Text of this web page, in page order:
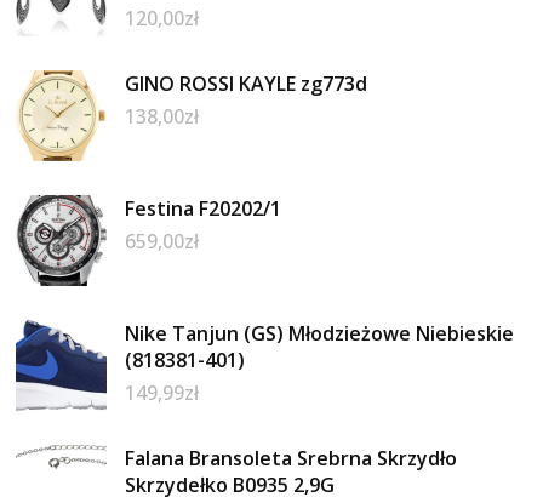
120,00zł
GINO ROSSI KAYLE zg773d
138,00zł
Festina F20202/1
659,00zł
Nike Tanjun (GS) Młodzieżowe Niebieskie
(818381-401)
149,99zł
Falana Bransoleta Srebrna Skrzydło
Skrzydełko B0935 2,9G